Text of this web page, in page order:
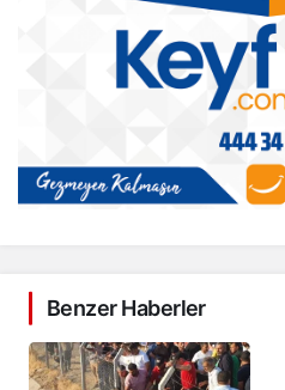
Benzer Haberler